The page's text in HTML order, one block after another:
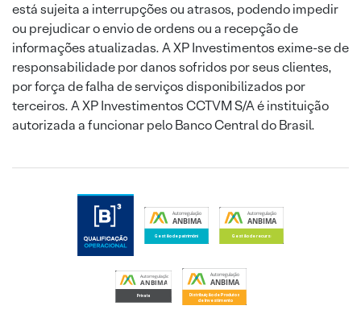
está sujeita a interrupções ou atrasos, podendo impedir
ou prejudicar o envio de ordens ou a recepção de
informações atualizadas. A XP Investimentos exime-se de
responsabilidade por danos sofridos por seus clientes,
por força de falha de serviços disponibilizados por
terceiros. A XP Investimentos CCTVM S/A é instituição
autorizada a funcionar pelo Banco Central do Brasil.